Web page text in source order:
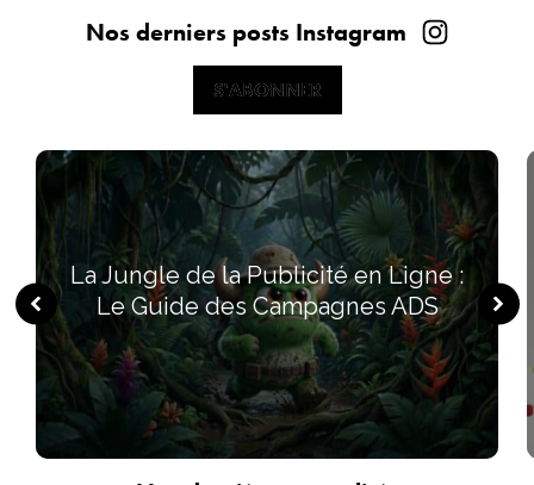
Nos derniers posts Instagram
S'ABONNER
S'ABONNER
La Jungle de la Publicité en Ligne :
Le Guide des Campagnes ADS